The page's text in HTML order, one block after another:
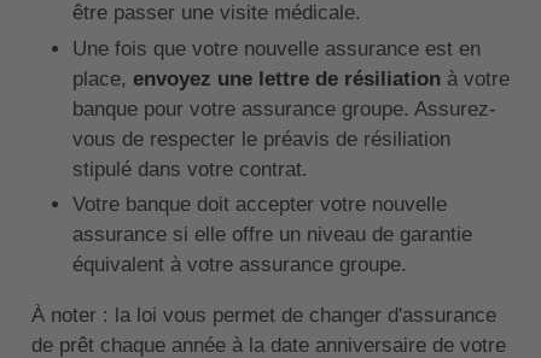
être passer une visite médicale.
Une fois que votre nouvelle assurance est en
place, envoyez une lettre de résiliationà votre
banque pour votre assurance groupe. Assurez-
vous de respecter le préavis de résiliation
stipulé dans votre contrat.
Votre banque doit accepter votre nouvelle
assurance si elle offre un niveau de garantie
équivalent à votre assurance groupe.
À noter : la loi vous permet de changer d'assurance
de prêt chaque année à la date anniversaire de votre